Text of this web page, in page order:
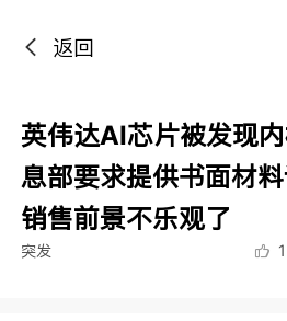
返回
英伟达AI芯片被发现
息部要求提供书面材
销售前景不乐观了
突发 1